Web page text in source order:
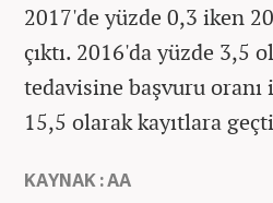
2017'de yüzde 0,3 iken
çıktı. 2016'da yüzde 3,5
tedavisine başvuru oranı
15,5 olarak kayıtlara
KAYNAK : AA